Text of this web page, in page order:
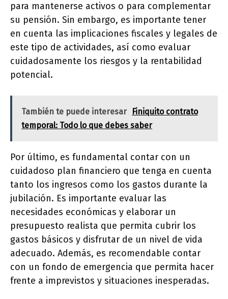
para mantenerse activos o para complementar
su pensión. Sin embargo, es importante tener
en cuenta las implicaciones fiscales y legales de
este tipo de actividades, así como evaluar
cuidadosamente los riesgos y la rentabilidad
potencial.
También te puede interesar
Finiquito contrato
temporal: Todo lo que debes saber
Por último, es fundamental contar con un
cuidadoso plan financiero que tenga en cuenta
tanto los ingresos como los gastos durante la
jubilación. Es importante evaluar las
necesidades económicas y elaborar un
presupuesto realista que permita cubrir los
gastos básicos y disfrutar de un nivel de vida
adecuado. Además, es recomendable contar
con un fondo de emergencia que permita hacer
frente a imprevistos y situaciones inesperadas.